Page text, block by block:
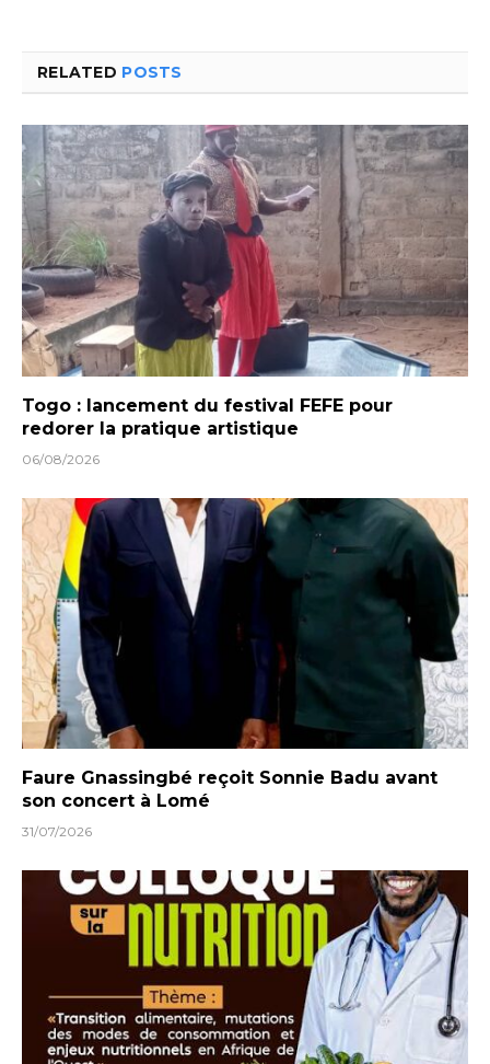
RELATED POSTS
Togo : lancement du festival FEFE pour
redorer la pratique artistique
06/08/2026
Faure Gnassingbé reçoit Sonnie Badu avant
son concert à Lomé
31/07/2026